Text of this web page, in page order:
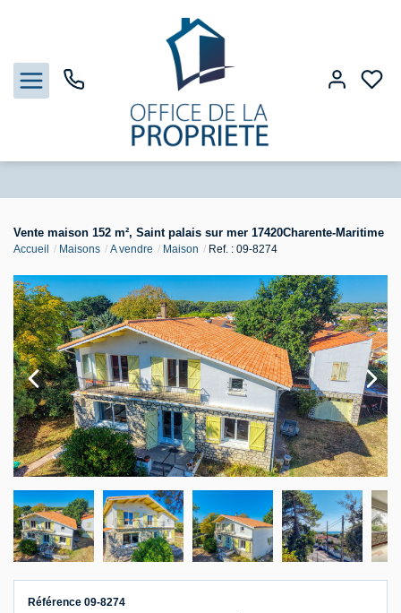
Biens vendus
Estimation
Gestion
Notre Agence
Contact
Vente maison 152 m², Saint palais sur mer 17420Charente-Maritime
Accueil Maisons A vendre Maison Ref. : 09-8274
Référence 09-8274